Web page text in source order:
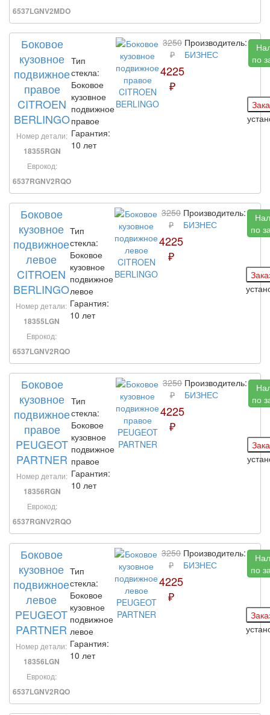
6537LGNV2MDO
Боковое
кузовное
подвижное
правое
CITROEN
BERLINGO
Номер детали:
18355RGN
Еврокод:
6537RGNV2RQO
Тип
стекла:
Боковое
кузовное
подвижное
правое
Гарантия:
10 лет
3250
₽
4225
₽
Производитель:
БИЗНЕС
по
Боковое
кузовное
подвижное
левое
CITROEN
BERLINGO
Номер детали:
18355LGN
Еврокод:
6537LGNV2RQO
Тип
стекла:
Боковое
кузовное
подвижное
левое
Гарантия:
10 лет
3250
₽
4225
₽
Производитель:
БИЗНЕС
по
Боковое
кузовное
подвижное
правое
PEUGEOT
PARTNER
Номер детали:
18356RGN
Еврокод:
6537RGNV2RQO
Тип
стекла:
Боковое
кузовное
подвижное
правое
Гарантия:
10 лет
3250
₽
4225
₽
Производитель:
БИЗНЕС
по
Боковое
кузовное
подвижное
левое
PEUGEOT
PARTNER
Номер детали:
18356LGN
Еврокод:
6537LGNV2RQO
Тип
стекла:
Боковое
кузовное
подвижное
левое
Гарантия:
10 лет
3250
₽
4225
₽
Производитель:
БИЗНЕС
по